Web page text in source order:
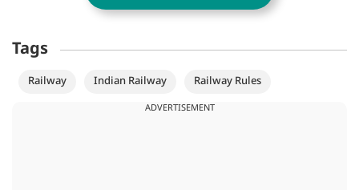
Tags
Railway Indian Railway Railway Rules
ADVERTISEMENT